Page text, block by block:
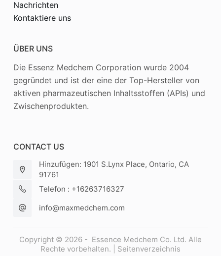
Nachrichten
Kontaktiere uns
ÜBER UNS
Die Essenz Medchem Corporation wurde 2004
gegründet und ist der eine der Top-Hersteller von
aktiven pharmazeutischen Inhaltsstoffen (APIs) und
Zwischenprodukten.
CONTACT US
Hinzufügen: 1901 S.Lynx Place, Ontario, CA
91761
Telefon : +16263716327
info@maxmedchem.com
Copyright © 2026 - Essence Medchem Co. Ltd. Alle
Rechte vorbehalten. | Seitenverzeichnis